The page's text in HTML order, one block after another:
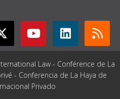
Law - Conférence de La
- Conferencia de La Haya de
Privado